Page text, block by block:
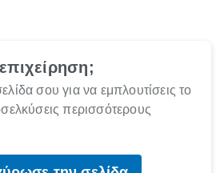
σου για να εμπλουτίσεις το
περισσότερους